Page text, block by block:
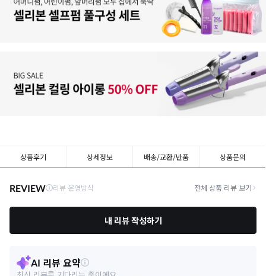
상품후기 상세정보 배송/교환/반품 상품문의